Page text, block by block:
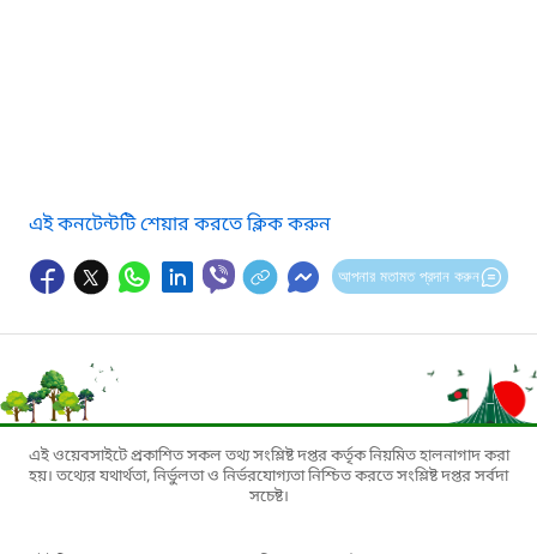
এই কনটেন্টটি শেয়ার করতে ক্লিক করুন
আপনার মতামত প্রদান করুন
এই ওয়েবসাইটে প্রকাশিত সকল তথ্য সংশ্লিষ্ট দপ্তর কর্তৃক নিয়মিত হালনাগাদ করা
হয়। তথ্যের যথার্থতা, নির্ভুলতা ও নির্ভরযোগ্যতা নিশ্চিত করতে সংশ্লিষ্ট দপ্তর সর্বদা
সচেষ্ট।